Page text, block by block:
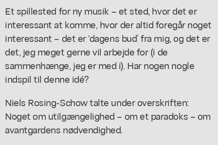
Et spillested for ny musik – et sted, hvor det er
interessant at komme, hvor der altid foregår noget
interessant – det er ‘dagens bud’ fra mig, og det er
det, jeg meget gerne vil arbejde for (i de
sammenhænge, jeg er med i). Har nogen nogle
indspil til denne idé?
Niels Rosing-Schow talte under overskriften:
Noget om utilgængelighed – om et paradoks – om
avantgardens nødvendighed.